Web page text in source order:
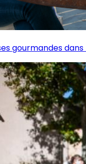
gourmandes